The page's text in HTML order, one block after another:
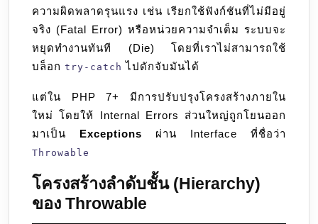
ความผิดพลาดรุนแรง เช่น เรียกใช้ฟังก์ชันที่ไม่มีอยู่
จริง (Fatal Error) หรือหน่วยความจำเต็ม ระบบจะ
หยุดทำงานทันที (Die) โดยที่เราไม่สามารถใช้
บล็อก try-catch ไปดักจับมันได้
แต่ใน PHP 7+ มีการปรับปรุงโครงสร้างภายใน
ใหม่ โดยให้ Internal Errors ส่วนใหญ่ถูกโยนออก
มาเป็น Exceptions ผ่าน Interface ที่ชื่อว่า
Throwable
โครงสร้างลำดับชั้น (Hierarchy)
ของ Throwable